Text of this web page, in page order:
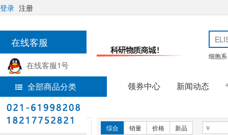
在线客服
在线客服1号
热线电话
登录 注册
细胞系
全部商品分类 领券中心 新闻动态
首页
实验试剂
新品推荐
综合 销量 价格 新品